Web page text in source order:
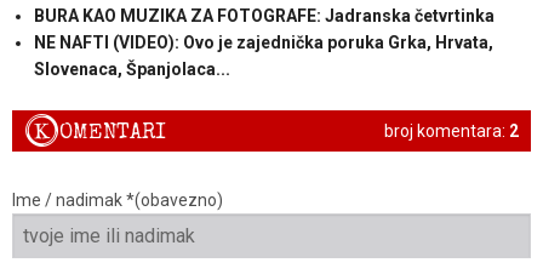
BURA KAO MUZIKA ZA FOTOGRAFE: Jadranska četvrtinka
NE NAFTI (VIDEO): Ovo je zajednička poruka Grka, Hrvata,
Slovenaca, Španjolaca...
broj komentara: 2
KOMENTARI
Ime / nadimak *(obavezno)